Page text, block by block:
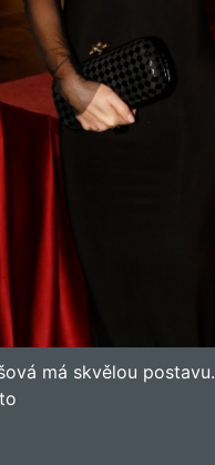
má skvělou postavu.